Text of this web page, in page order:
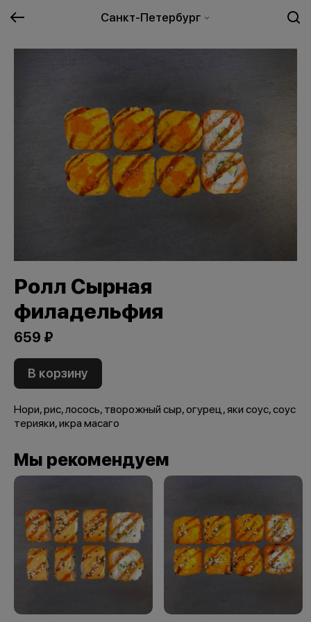
Санкт-Петербург
Ролл Сырная
филадельфия
659 ₽
В корзину
Нори, рис, лосось, творожный сыр, огурец, яки соус, соус
терияки, икра масаго
Мы рекомендуем